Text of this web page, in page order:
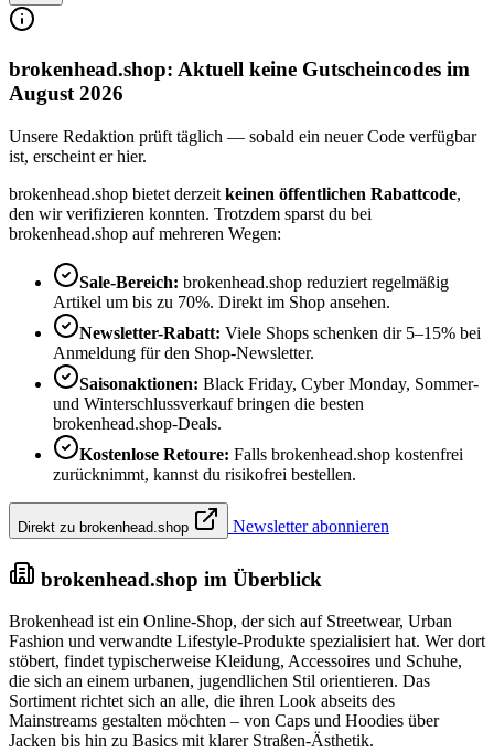
brokenhead.shop: Aktuell keine Gutscheincodes im
August 2026
Unsere Redaktion prüft täglich — sobald ein neuer Code verfügbar
ist, erscheint er hier.
brokenhead.shop bietet derzeit keinen öffentlichen Rabattcode,
den wir verifizieren konnten. Trotzdem sparst du bei
brokenhead.shop auf mehreren Wegen:
Sale-Bereich: brokenhead.shop reduziert regelmäßig
Artikel um bis zu 70%. Direkt im Shop ansehen.
Newsletter-Rabatt: Viele Shops schenken dir 5–15% bei
Anmeldung für den Shop-Newsletter.
Saisonaktionen: Black Friday, Cyber Monday, Sommer-
und Winterschlussverkauf bringen die besten
brokenhead.shop-Deals.
Kostenlose Retoure: Falls brokenhead.shop kostenfrei
zurücknimmt, kannst du risikofrei bestellen.
Direkt zu brokenhead.shop Newsletter abonnieren
brokenhead.shop im Überblick
Brokenhead ist ein Online-Shop, der sich auf Streetwear, Urban
Fashion und verwandte Lifestyle-Produkte spezialisiert hat. Wer dort
stöbert, findet typischerweise Kleidung, Accessoires und Schuhe,
die sich an einem urbanen, jugendlichen Stil orientieren. Das
Sortiment richtet sich an alle, die ihren Look abseits des
Mainstreams gestalten möchten – von Caps und Hoodies über
Jacken bis hin zu Basics mit klarer Straßen-Ästhetik.